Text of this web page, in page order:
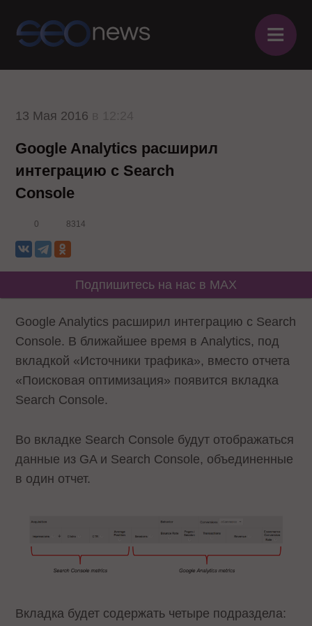
≡
13 Мая 2016
Google Analytics расширил
интеграцию с Search
Console
0 8314
Подпишитесь на нас в MAX
Google Analytics расширил интеграцию с Search
Console. В ближайшее время в Analytics, под
вкладкой «Источники трафика», вместо отчета
«Поисковая оптимизация» появится вкладка
Search Console.
Во вкладке Search Console будут отображаться
данные из GA и Search Console, объединенные
в один отчет.
Вкладка будет содержать четыре подраздела: